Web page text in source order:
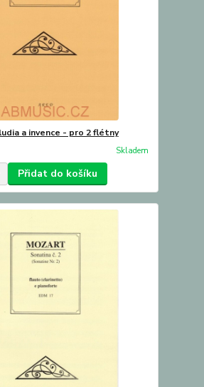
a invence - pro 2 flétny
Skladem
Přidat do košíku